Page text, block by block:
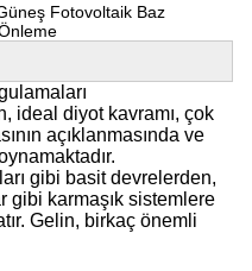
Fotovoltaik Baz
ideal diyot kavramı, çok
açıklanmasında ve
gibi basit devrelerden,
gibi karmaşık sistemlere
Gelin, birkaç önemli